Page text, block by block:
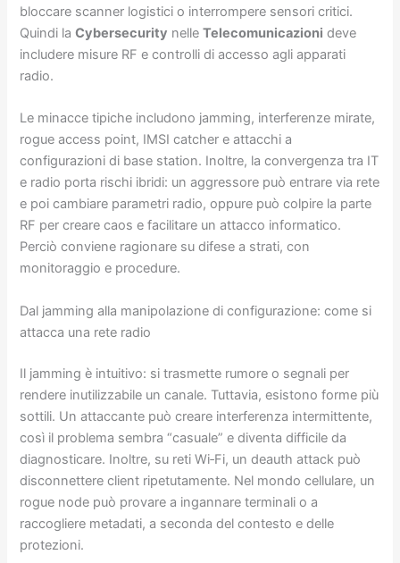
bloccare scanner logistici o interrompere sensori critici.
Quindi laCybersecurity nelleTelecomunicazioni deve
includere misure RF e controlli di accesso agli apparati
radio.
Le minacce tipiche includono jamming, interferenze mirate,
rogue access point, IMSI catcher e attacchi a
configurazioni di base station. Inoltre, la convergenza tra IT
e radio porta rischi ibridi: un aggressore può entrare via rete
e poi cambiare parametri radio, oppure può colpire la parte
RF per creare caos e facilitare un attacco informatico.
Perciò conviene ragionare su difese a strati, con
monitoraggio e procedure.
Dal jamming alla manipolazione di configurazione: come si
attacca una rete radio
Il jamming è intuitivo: si trasmette rumore o segnali per
rendere inutilizzabile un canale. Tuttavia, esistono forme più
sottili. Un attaccante può creare interferenza intermittente,
così il problema sembra “casuale” e diventa difficile da
diagnosticare. Inoltre, su reti Wi‑Fi, un deauth attack può
disconnettere client ripetutamente. Nel mondo cellulare, un
rogue node può provare a ingannare terminali o a
raccogliere metadati, a seconda del contesto e delle
protezioni.